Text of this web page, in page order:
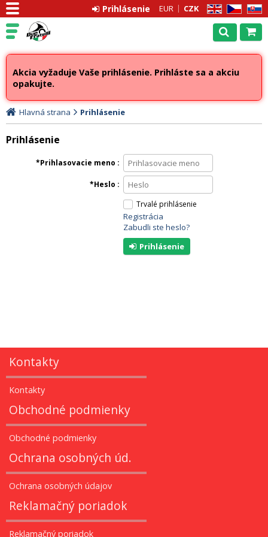
EN CZ SK
EUR CZK
Prihlásenie
Akcia vyžaduje Vaše prihlásenie. Prihláste sa a akciu
opakujte.
Hlavná strana Prihlásenie
Prihlásenie
Prihlasovacie meno
Heslo
Trvalé prihlásenie
Registrácia
Zabudli ste heslo?
Prihlásenie
Kontakty
Kontakty
Obchodné podmienky
Obchodné podmienky
Ochrana osobných úd.
Ochrana osobných údajov
Reklamačný poriadok
Reklamačný poriadok